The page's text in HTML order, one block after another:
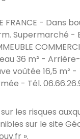
FRANCE - Dans
Supermarché -
36 m² -
voûtée 16,5 m²
- Tél.
les risques
sur le site
».